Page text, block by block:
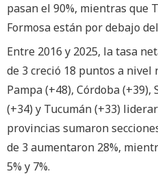
pasan el 90%, mientras que
Formosa están por debajo
Entre 2016 y 2025, la tasa
de 3 creció 18 puntos a nivel
Pampa (+48), Córdoba
(+34) y Tucumán (+33)
provincias sumaron
de 3 aumentaron 28%,
5% y 7%.